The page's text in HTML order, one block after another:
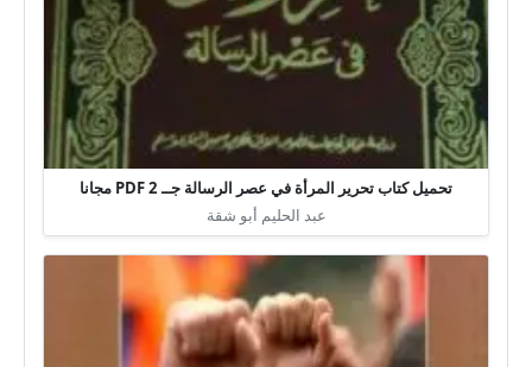
تحميل كتاب تحرير المرأة في عصر الرسالة جــ 2 PDF مجانا
عبد الحليم أبو شقة